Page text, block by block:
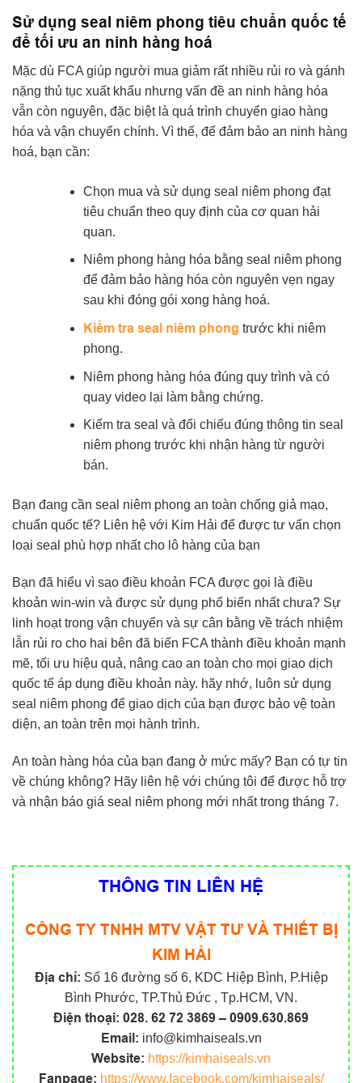
Sử dụng seal niêm phong tiêu chuẩn quốc tế
để tối ưu an ninh hàng hoá
Mặc dù FCA giúp người mua giảm rất nhiều rủi ro và gánh
nặng thủ tục xuất khẩu nhưng vấn đề an ninh hàng hóa
vẫn còn nguyên, đặc biệt là quá trình chuyển giao hàng
hóa và vận chuyển chính. Vì thế, để đảm bảo an ninh hàng
hoá, bạn cần:
Chọn mua và sử dụng seal niêm phong đạt
tiêu chuẩn theo quy định của cơ quan hải
quan.
Niêm phong hàng hóa bằng seal niêm phong
để đảm bảo hàng hóa còn nguyên vẹn ngay
sau khi đóng gói xong hàng hoá.
Kiểm tra seal niêm phong trước khi niêm
phong.
Niêm phong hàng hóa đúng quy trình và có
quay video lại làm bằng chứng.
Kiểm tra seal và đối chiếu đúng thông tin seal
niêm phong trước khi nhận hàng từ người
bán.
Bạn đang cần seal niêm phong an toàn chống giả mạo,
chuẩn quốc tế? Liên hệ với Kim Hải để được tư vấn chọn
loại seal phù hợp nhất cho lô hàng của bạn
Bạn đã hiểu vì sao điều khoản FCA được gọi là điều
khoản win-win và được sử dụng phổ biến nhất chưa? Sự
linh hoạt trong vận chuyển và sự cân bằng về trách nhiệm
lẫn rủi ro cho hai bên đã biến FCA thành điều khoản mạnh
mẽ, tối ưu hiệu quả, nâng cao an toàn cho mọi giao dịch
quốc tế áp dụng điều khoản này. hãy nhớ, luôn sử dụng
seal niêm phong để giao dịch của bạn được bảo vệ toàn
diện, an toàn trên mọi hành trình.
An toàn hàng hóa của bạn đang ở mức mấy? Bạn có tự tin
về chúng không? Hãy liên hệ với chúng tôi để được hỗ trợ
và nhận báo giá seal niêm phong mới nhất trong tháng 7.
THÔNG TIN LIÊN HỆ
CÔNG TY TNHH MTV VẬT TƯ VÀ THIẾT BỊ
KIM HẢI
Địa chỉ: Số 16 đường số 6, KDC Hiệp Bình, P.Hiệp
Bình Phước, TP.Thủ Đức , Tp.HCM, VN.
Điện thoại: 028. 62 72 3869 – 0909.630.869
Email: info@kimhaiseals.vn
Website: https://kimhaiseals.vn
Fanpage: https://www.facebook.com/kimhaiseals/